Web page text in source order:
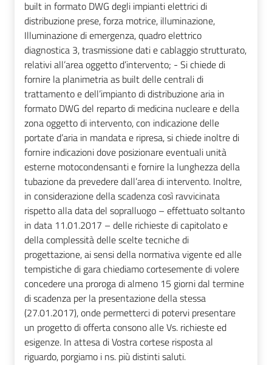
built in formato DWG degli impianti elettrici di
distribuzione prese, forza motrice, illuminazione,
Illuminazione di emergenza, quadro elettrico
diagnostica 3, trasmissione dati e cablaggio strutturato,
relativi all’area oggetto d’intervento; - Si chiede di
fornire la planimetria as built delle centrali di
trattamento e dell’impianto di distribuzione aria in
formato DWG del reparto di medicina nucleare e della
zona oggetto di intervento, con indicazione delle
portate d’aria in mandata e ripresa, si chiede inoltre di
fornire indicazioni dove posizionare eventuali unità
esterne motocondensanti e fornire la lunghezza della
tubazione da prevedere dall’area di intervento. Inoltre,
in considerazione della scadenza così ravvicinata
rispetto alla data del sopralluogo – effettuato soltanto
in data 11.01.2017 – delle richieste di capitolato e
della complessità delle scelte tecniche di
progettazione, ai sensi della normativa vigente ed alle
tempistiche di gara chiediamo cortesemente di volere
concedere una proroga di almeno 15 giorni dal termine
di scadenza per la presentazione della stessa
(27.01.2017), onde permetterci di potervi presentare
un progetto di offerta consono alle Vs. richieste ed
esigenze. In attesa di Vostra cortese risposta al
riguardo, porgiamo i ns. più distinti saluti.